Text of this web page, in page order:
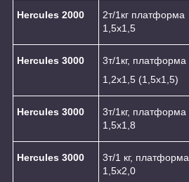
Hercules 2000
2т/1кг платформа
1,5х1,5
Hercules 3000
3т/1кг, платформа
1,2х1,5 (1,5х1,5)
Hercules 3000
3т/1кг, платформа
1,5х1,8
Hercules 3000
3т/1 кг, платформа
1,5х2,0